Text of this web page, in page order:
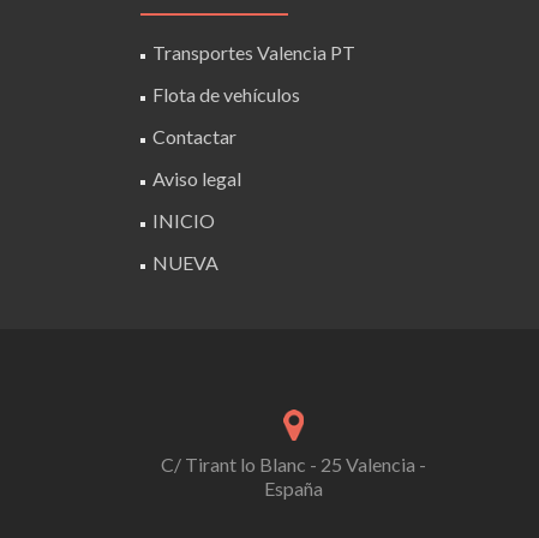
Transportes Valencia PT
Flota de vehículos
Contactar
Aviso legal
INICIO
NUEVA
C/ Tirant lo Blanc - 25 Valencia -
España